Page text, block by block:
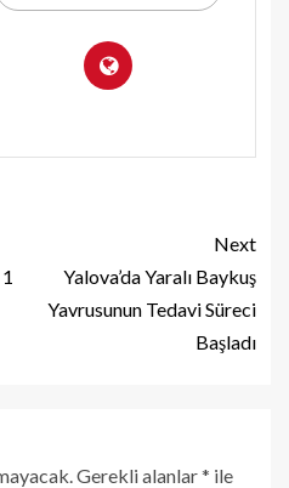
Next
Yalova’da Yaralı Baykuş
Yavrusunun Tedavi Süreci
Başladı
Gerekli alanlar* ile